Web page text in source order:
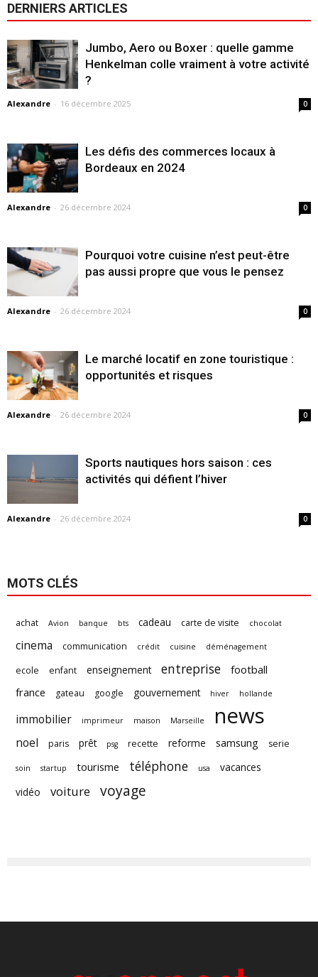
DERNIERS ARTICLES
Jumbo, Aero ou Boxer : quelle gamme
Henkelman colle vraiment à votre activité
?
Alexandre - 16 décembre 2025 0
Les défis des commerces locaux à
Bordeaux en 2024
Alexandre - 26 décembre 2024 0
Pourquoi votre cuisine n’est peut-être
pas aussi propre que vous le pensez
Alexandre - 26 décembre 2024 0
Le marché locatif en zone touristique :
opportunités et risques
Alexandre - 26 décembre 2024 0
Sports nautiques hors saison : ces
activités qui défient l’hiver
Alexandre - 26 décembre 2024 0
MOTS CLÉS
achat Avion banque bts cadeau carte de visite chocolat
cinema communication crédit cuisine déménagement
ecole enfant enseignement entreprise
football
france
gateau google gouvernement hiver hollande
immobilier imprimeur maison Marseille news
noel paris prêt psg recette reforme samsung serie
soin startup tourisme téléphone usa
vacances
vidéo
voiture voyage